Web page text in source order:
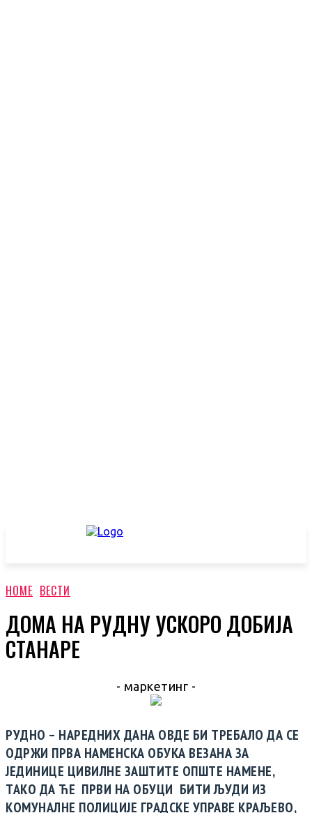
HOME ВЕСТИ
ДОМА НА РУДНУ УСКОРО ДОБИЈА
СТАНАРЕ
- маркетинг -
РУДНО – НАРЕДНИХ ДАНА ОВДЕ БИ ТРЕБАЛО ДА СЕ
ОДРЖИ ПРВА НАМЕНСКА ОБУКА ВЕЗАНА ЗА
ЈЕДИНИЦЕ ЦИВИЛНЕ ЗАШТИТЕ ОПШТЕ НАМЕНЕ,
ТАКО ДА ЋЕ ПРВИ НА ОБУЦИ БИТИ ЉУДИ ИЗ
КОМУНАЛНЕ ПОЛИЦИЈЕ ГРАДСКЕ УПРАВЕ КРАЉЕВО,